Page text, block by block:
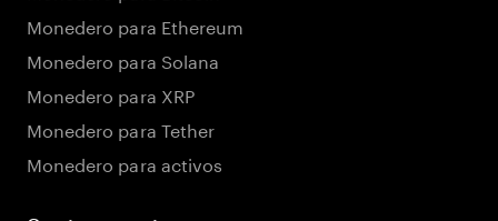
Monedero para Ethereum
Monedero para Solana
Monedero para XRP
Monedero para Tether
Monedero para activos